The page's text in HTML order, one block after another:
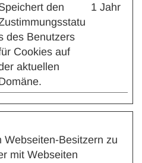
den
des Benutzers
Cookies auf
aktuellen
1 Jahr
Webseiten-Besitzern zu
mit Webseiten